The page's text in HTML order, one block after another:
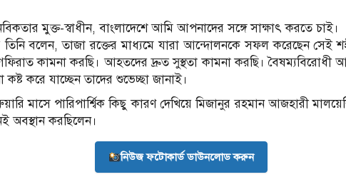
মুক্ত-স্বাধীন, বাংলাদেশে আমি আপনাদের সঙ্গে সাক্ষাৎ করতে চাই।
তিনি বলেন, তাজা রক্তের মাধ্যমে যারা আন্দোলনকে সফল করেছেন সেই
কামনা করছি। আহতদের দ্রুত সুস্থতা কামনা করছি। বৈষম্যবিরোধী
করে যাচ্ছেন তাদের শুভেচ্ছা জানাই।
মাসে পারিপার্শ্বিক কিছু কারণ দেখিয়ে মিজানুর রহমান আজহারী
অবস্থান করছিলেন।
নিউজ ফটোকার্ড ডাউনলোড করুন